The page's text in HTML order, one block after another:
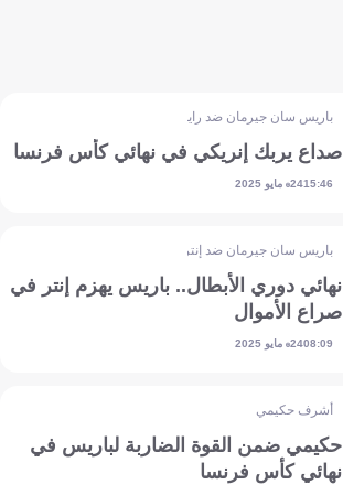
باريس سان جيرمان ضد رايمس
صداع يربك إنريكي في نهائي كأس فرنسا
15:4624 مايو 2025
باريس سان جيرمان ضد إنتر
نهائي دوري الأبطال.. باريس يهزم إنتر في
صراع الأموال
08:0924 مايو 2025
أشرف حكيمي
حكيمي ضمن القوة الضاربة لباريس في
نهائي كأس فرنسا